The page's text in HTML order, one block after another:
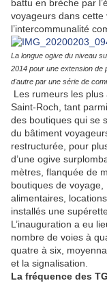
battu en brèche par
voyageurs dans
l’intercommunalité
La longue ogive du niveau
2014 pour une extension de
d'autre par une série de
Les rumeurs les
Saint-Roch, tant
des boutiques qui se
du bâtiment
restructurée, pour
d’une ogive
mètres, flanquée de
boutiques de
alimentaires,
installés une
L’inauguration a eu
nombre de voies à
quatre à six,
et la signalisation.
La fréquence des